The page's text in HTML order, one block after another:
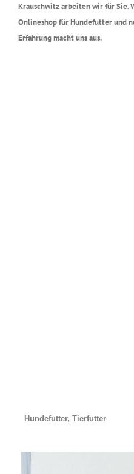
Krauschwitz arbeiten wir für Sie.
Onlineshop für Hundefutter und
Erfahrung macht uns aus.
Hundefutter, Tierfutter